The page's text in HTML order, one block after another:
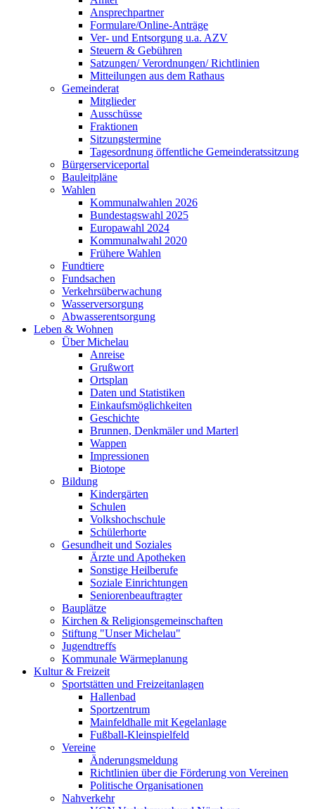
Ansprechpartner
Formulare/Online-Anträge
Ver- und Entsorgung u.a. AZV
Steuern & Gebühren
Satzungen/ Verordnungen/ Richtlinien
Mitteilungen aus dem Rathaus
Gemeinderat
Mitglieder
Ausschüsse
Fraktionen
Sitzungstermine
Tagesordnung öffentliche Gemeinderatssitzung
Bürgerserviceportal
Bauleitpläne
Wahlen
Kommunalwahlen 2026
Bundestagswahl 2025
Europawahl 2024
Kommunalwahl 2020
Frühere Wahlen
Fundtiere
Fundsachen
Verkehrsüberwachung
Wasserversorgung
Abwasserentsorgung
Leben & Wohnen
Über Michelau
Anreise
Grußwort
Ortsplan
Daten und Statistiken
Einkaufsmöglichkeiten
Geschichte
Brunnen, Denkmäler und Marterl
Wappen
Impressionen
Biotope
Bildung
Kindergärten
Schulen
Volkshochschule
Schülerhorte
Gesundheit und Soziales
Ärzte und Apotheken
Sonstige Heilberufe
Soziale Einrichtungen
Seniorenbeauftragter
Bauplätze
Kirchen & Religionsgemeinschaften
Stiftung "Unser Michelau"
Jugendtreffs
Kommunale Wärmeplanung
Kultur & Freizeit
Sportstätten und Freizeitanlagen
Hallenbad
Sportzentrum
Mainfeldhalle mit Kegelanlage
Fußball-Kleinspielfeld
Vereine
Änderungsmeldung
Richtlinien über die Förderung von Vereinen
Politische Organisationen
Nahverkehr